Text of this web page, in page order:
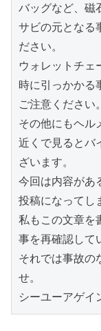
バッグなど、磁
サビの元となる
ださい。
ウォレットチェ
時に引っかかる
ご注意ください。
その他にもヘル
近くで見るとバ
ざいます。
今回は内容があ
投稿になってし
私もこの文章を
事を再確認して
それでは事故の
せ。
シーユーアゲイ